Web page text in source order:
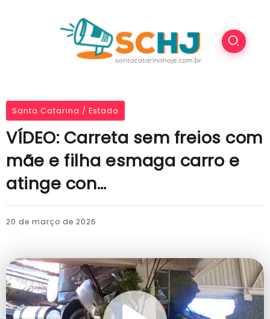
Santa Catarina / Estado
VÍDEO: Carreta sem freios com
mãe e filha esmaga carro e
atinge con…
20 de março de 2026